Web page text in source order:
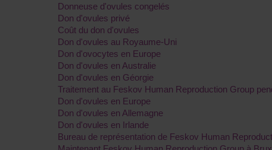
Donneuse d'ovules congelés
Don d'ovules privé
Coût du don d'ovules
Don d'ovules au Royaume-Uni
Don d'ovocytes en Europe
Don d'ovules en Australie
Don d'ovules en Géorgie
Traitement au Feskov Human Reproduction Group
Don d'ovules en Europe
Don d'ovules en Allemagne
Don d'ovules en Irlande
Bureau de représentation de Feskov Human